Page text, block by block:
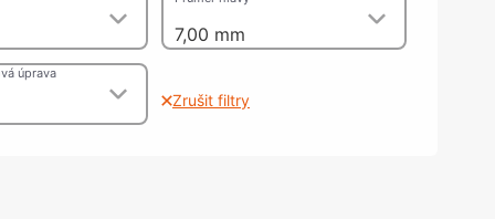
nohy, Nábytkové nohy a
nastavení
kování
kluzáky a kolečka
7,00 mm
úprava
Zrušit filtry